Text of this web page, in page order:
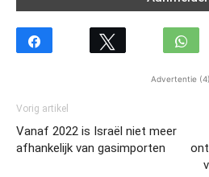
Advertentie (4)
Vorig artikel
Vanaf 2022 is Israël niet meer
afhankelijk van gasimporten